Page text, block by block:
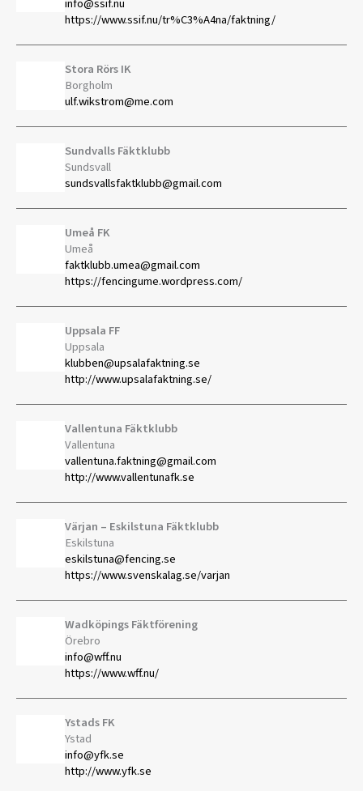
info@ssif.nu
https://www.ssif.nu/tr%C3%A4na/faktning/
Stora Rörs IK
Borgholm
ulf.wikstrom@me.com
Sundvalls Fäktklubb
Sundsvall
sundsvallsfaktklubb@gmail.com
Umeå FK
Umeå
faktklubb.umea@gmail.com
https://fencingume.wordpress.com/
Uppsala FF
Uppsala
klubben@upsalafaktning.se
http://www.upsalafaktning.se/
Vallentuna Fäktklubb
Vallentuna
vallentuna.faktning@gmail.com
http://www.vallentunafk.se
Värjan – Eskilstuna Fäktklubb
Eskilstuna
eskilstuna@fencing.se
https://www.svenskalag.se/varjan
Wadköpings Fäktförening
Örebro
info@wff.nu
https://www.wff.nu/
Ystads FK
Ystad
info@yfk.se
http://www.yfk.se